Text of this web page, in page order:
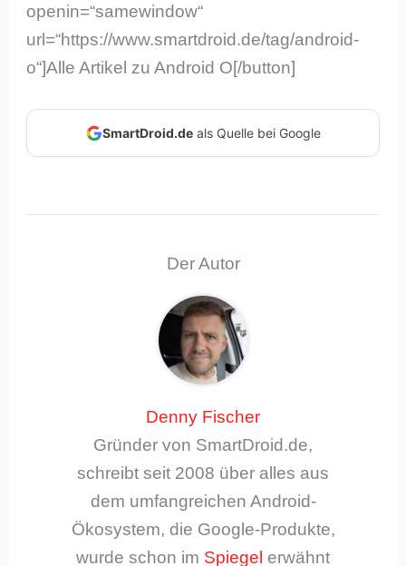
openin=“samewindow“
url=“https://www.smartdroid.de/tag/android-
o“]Alle Artikel zu Android O[/button]
SmartDroid.deals Quelle bei Google
Der Autor
Denny Fischer
Gründer von SmartDroid.de,
schreibt seit 2008 über alles aus
dem umfangreichen Android-
Ökosystem, die Google-Produkte,
wurde schon im Spiegel erwähnt